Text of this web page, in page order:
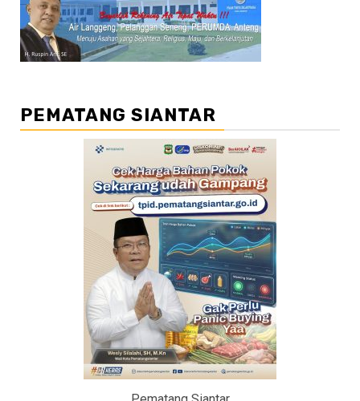
PEMATANG SIANTAR